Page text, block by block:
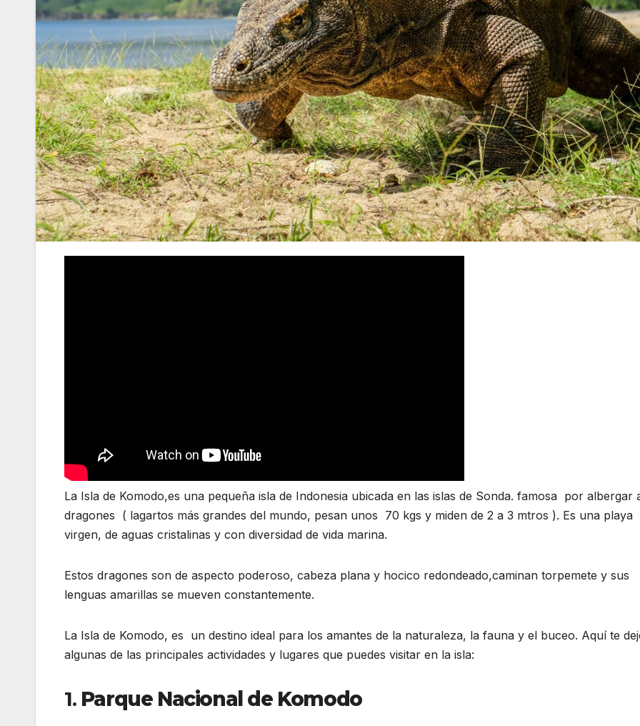
La Isla de Komodo,es una pequeña isla de Indonesia ubicada en las islas de Sonda. famosa por albergar
dragones ( lagartos más grandes del mundo, pesan unos 70 kgs y miden de 2 a 3 mtros ). Es una playa
virgen, de aguas cristalinas y con diversidad de vida marina.
Estos dragones son de aspecto poderoso, cabeza plana y hocico redondeado,caminan torpemete y sus
lenguas amarillas se mueven constantemente.
La Isla de Komodo, es un destino ideal para los amantes de la naturaleza, la fauna y el buceo. Aquí te
algunas de las principales actividades y lugares que puedes visitar en la isla:
1. Parque Nacional de Komodo